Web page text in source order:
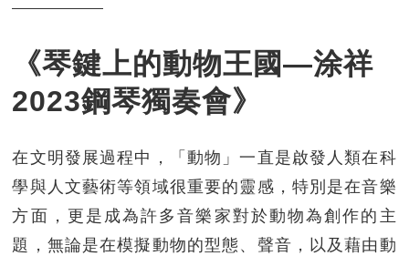
《琴鍵上的動物王國—涂祥
2023鋼琴獨奏會》
在文明發展過程中，「動物」一直是啟發人類在科
學與人文藝術等領域很重要的靈感，特別是在音樂
方面，更是成為許多音樂家對於動物為創作的主
題，無論是在模擬動物的型態、聲音，以及藉由動